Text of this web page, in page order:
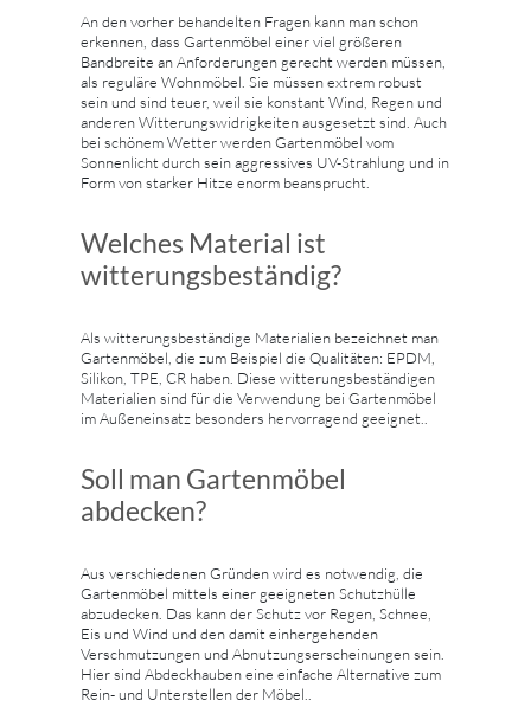
An den vorher behandelten Fragen kann man schon
erkennen, dass Gartenmöbel einer viel größeren
Bandbreite an Anforderungen gerecht werden müssen,
als reguläre Wohnmöbel. Sie müssen extrem robust
sein und sind teuer, weil sie konstant Wind, Regen und
anderen Witterungswidrigkeiten ausgesetzt sind. Auch
bei schönem Wetter werden Gartenmöbel vom
Sonnenlicht durch sein aggressives UV-Strahlung und in
Form von starker Hitze enorm beansprucht.
Welches Material ist
witterungsbeständig?
Als witterungsbeständige Materialien bezeichnet man
Gartenmöbel, die zum Beispiel die Qualitäten: EPDM,
Silikon, TPE, CR haben. Diese witterungsbeständigen
Materialien sind für die Verwendung bei Gartenmöbel
im Außeneinsatz besonders hervorragend geeignet..
Soll man Gartenmöbel
abdecken?
Aus verschiedenen Gründen wird es notwendig, die
Gartenmöbel mittels einer geeigneten Schutzhülle
abzudecken. Das kann der Schutz vor Regen, Schnee,
Eis und Wind und den damit einhergehenden
Verschmutzungen und Abnutzungserscheinungen sein.
Hier sind Abdeckhauben eine einfache Alternative zum
Rein- und Unterstellen der Möbel..